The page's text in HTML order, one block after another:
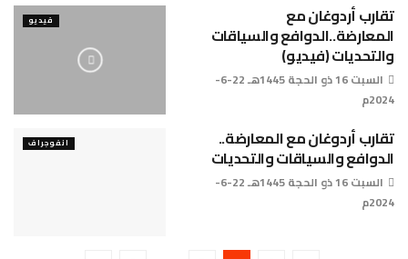
فيديو تقارب أردوغان مع
المعارضة..الدوافع والسياقات
والتحديات (فيديو)
السبت 16 ذو الحجة 1445هـ 22-6-
2024م
انفوجراف تقارب أردوغان مع المعارضة..
الدوافع والسياقات والتحديات
السبت 16 ذو الحجة 1445هـ 22-6-
2024م